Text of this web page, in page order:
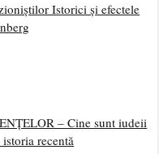
Istorici și efectele
– Cine sunt iudeii
recentă